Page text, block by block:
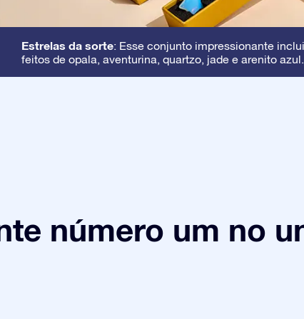
Estrelas da sorte: Esse conjunto impressionante
feitos de opala, aventurina, quartzo, jade e arenito azul.
número um no